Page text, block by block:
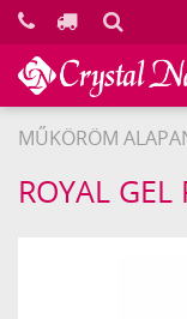
MŰKÖRÖM
Crystal
Nails
ROYAL